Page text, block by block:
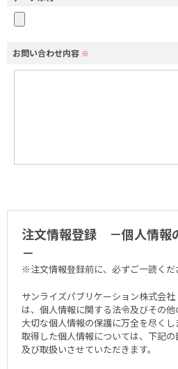
お問い合わせ内容 ※
注文情報登録 －個人情報
－
※注文情報登録前に、必ずご一読くだ
サンライズパブリケーション株式会社
は、個人情報に関する法令及びその
大切な個人情報の保護に万全を尽く
取得した個人情報については、下記
及び取扱いさせていただきます。